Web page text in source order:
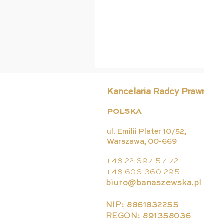
zrozumiała informacja
POLSKA
ul. Emilii Plater 10/52,
Warszawa, 00-669
+48 22 697 57 72
+48 606 360 295
biuro@banaszewska.pl
NIP: 8861832255
REGON: 891358036
Kancelaria Radcy